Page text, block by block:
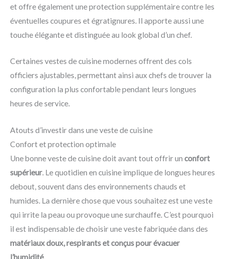
et offre également une protection supplémentaire contre les
éventuelles coupures et égratignures. Il apporte aussi une
touche élégante et distinguée au look global d’un chef.
Certaines vestes de cuisine modernes offrent des cols
officiers ajustables, permettant ainsi aux chefs de trouver la
configuration la plus confortable pendant leurs longues
heures de service.
Atouts d’investir dans une veste de cuisine
Confort et protection optimale
Une bonne veste de cuisine doit avant tout offrir un confort
supérieur. Le quotidien en cuisine implique de longues heures
debout, souvent dans des environnements chauds et
humides. La dernière chose que vous souhaitez est une veste
qui irrite la peau ou provoque une surchauffe. C’est pourquoi
il est indispensable de choisir une veste fabriquée dans des
matériaux doux, respirants et conçus pour évacuer
l’humidité.